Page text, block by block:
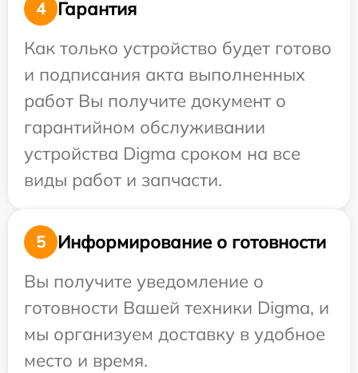
4
Гарантия
Как только устройство будет готово
и подписания акта выполненных
работ Вы получите документ о
гарантийном обслуживании
устройства Digma сроком на все
виды работ и запчасти.
5
Информирование о готовности
Вы получите уведомление о
готовности Вашей техники Digma, и
мы организуем доставку в удобное
место и время.